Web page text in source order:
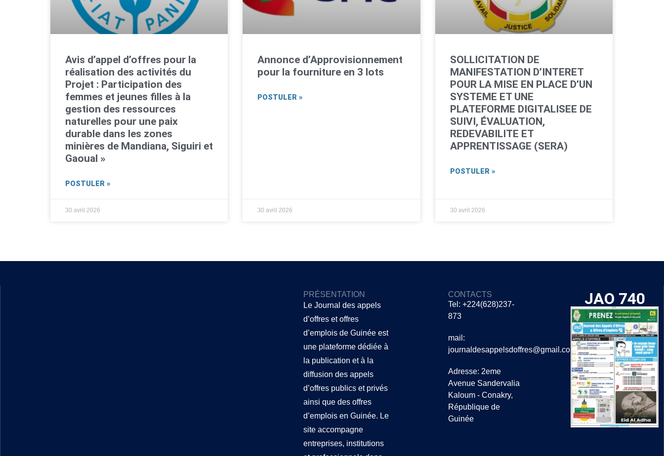
Avis d’appel d’offres pour la
réalisation des activités du
Projet : Participation des
femmes et jeunes filles à la
gestion des ressources
naturelles pour une paix
durable dans les zones
minières de Mandiana, Siguiri et
Gaoual »
POSTULER »
30 avril 2026
Annonce d’Approvisionnement
pour la fourniture en 3 lots
POSTULER »
30 avril 2026
SOLLICITATION DE
MANIFESTATION D’INTERET
POUR LA MISE EN PLACE D’UN
SYSTEME ET UNE
PLATEFORME DIGITALISEE DE
SUIVI, ÉVALUATION,
REDEVABILITE ET
APPRENTISSAGE (SERA)
POSTULER »
30 avril 2026
PRÉSENTATION
Le Journal des appels
d’offres et offres
d’emplois de Guinéeest
une plateforme dédiée à
la publication et à la
diffusion des appels
d’offres publics et privés
ainsi que des offres
d’emplois en Guinée. Le
site accompagne
entreprises, institutions
CONTACTS
Tel: +224(628)237-
873
mail:
journaldesappelsdoffres@gmail.com
Adresse: 2eme
Avenue Sandervalia
Kaloum - Conakry,
République de
Guinée
JAO 740